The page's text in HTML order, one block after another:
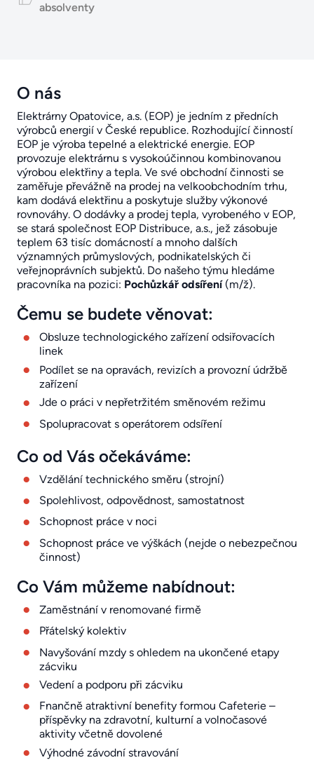
absolventy
O nás
Elektrárny Opatovice, a.s. (EOP) je jedním z předních
výrobců energií v České republice. Rozhodující činností
EOP je výroba tepelné a elektrické energie. EOP
provozuje elektrárnu s vysokoúčinnou kombinovanou
výrobou elektřiny a tepla. Ve své obchodní činnosti se
zaměřuje převážně na prodej na velkoobchodním trhu,
kam dodává elektřinu a poskytuje služby výkonové
rovnováhy. O dodávky a prodej tepla, vyrobeného v EOP,
se stará společnost EOP Distribuce, a.s., jež zásobuje
teplem 63 tisíc domácností a mnoho dalších
významných průmyslových, podnikatelských či
veřejnoprávních subjektů. Do našeho týmu hledáme
pracovníka na pozici: Pochůzkář odsíření (m/ž).
Čemu se budete věnovat:
Obsluze technologického zařízení odsiřovacích
linek
Podílet se na opravách, revizích a provozní údržbě
zařízení
Jde o práci v nepřetržitém směnovém režimu
Spolupracovat s operátorem odsíření
Co od Vás očekáváme:
Vzdělání technického směru (strojní)
Spolehlivost, odpovědnost, samostatnost
Schopnost práce v noci
Schopnost práce ve výškách (nejde o nebezpečnou
činnost)
Co Vám můžeme nabídnout:
Zaměstnání v renomované firmě
Přátelský kolektiv
Navyšování mzdy s ohledem na ukončené etapy
zácviku
Vedení a podporu při zácviku
Fnančně atraktivní benefity formou Cafeterie –
příspěvky na zdravotní, kulturní a volnočasové
aktivity včetně dovolené
Výhodné závodní stravování